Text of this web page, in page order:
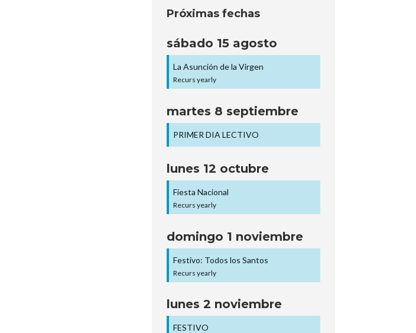
Próximas fechas
sábado 15 agosto
La Asunción de la Virgen
Recurs yearly
martes 8 septiembre
PRIMER DIA LECTIVO
lunes 12 octubre
Fiesta Nacional
Recurs yearly
domingo 1 noviembre
Festivo: Todos los Santos
Recurs yearly
lunes 2 noviembre
FESTIVO